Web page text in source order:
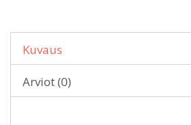
Kuvaus
Arviot (0)